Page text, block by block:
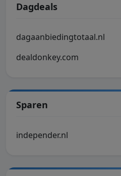
Dagdeals
dagaanbiedingtotaal.nl
dealdonkey.com
Sparen
independer.nl